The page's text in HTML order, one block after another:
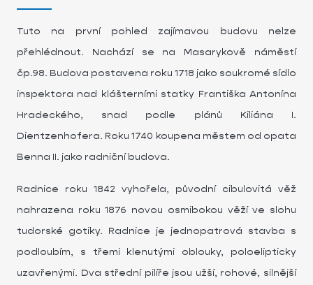
Tuto na první pohled zajímavou budovu nelze
přehlédnout. Nachází se na Masarykově náměstí
čp.98. Budova postavena roku 1718 jako soukromé sídlo
inspektora nad klášterními statky Františka Antonína
Hradeckého, snad podle plánů Kiliána I.
Dientzenhofera. Roku 1740 koupena městem od opata
Benna II. jako radniční budova.
Radnice roku 1842 vyhořela, původní cibulovitá věž
nahrazena roku 1876 novou osmibokou věží ve slohu
tudorské gotiky. Radnice je jednopatrová stavba s
podloubím, s třemi klenutými oblouky, poloelipticky
uzavřenými. Dva střední pilíře jsou užší, rohové, silnější